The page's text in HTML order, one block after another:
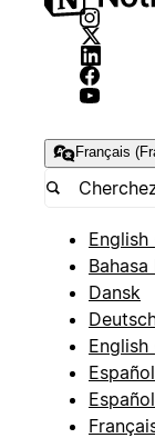
Français
English
Dansk
English